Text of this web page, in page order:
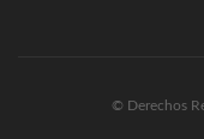
© Derechos